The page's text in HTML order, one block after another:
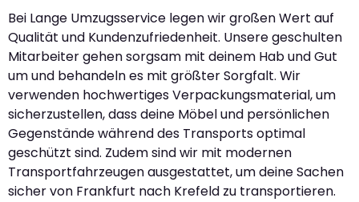
Bei Lange Umzugsservice legen wir großen Wert auf
Qualität und Kundenzufriedenheit. Unsere geschulten
Mitarbeiter gehen sorgsam mit deinem Hab und Gut
um und behandeln es mit größter Sorgfalt. Wir
verwenden hochwertiges Verpackungsmaterial, um
sicherzustellen, dass deine Möbel und persönlichen
Gegenstände während des Transports optimal
geschützt sind. Zudem sind wir mit modernen
Transportfahrzeugen ausgestattet, um deine Sachen
sicher von Frankfurt nach Krefeld zu transportieren.